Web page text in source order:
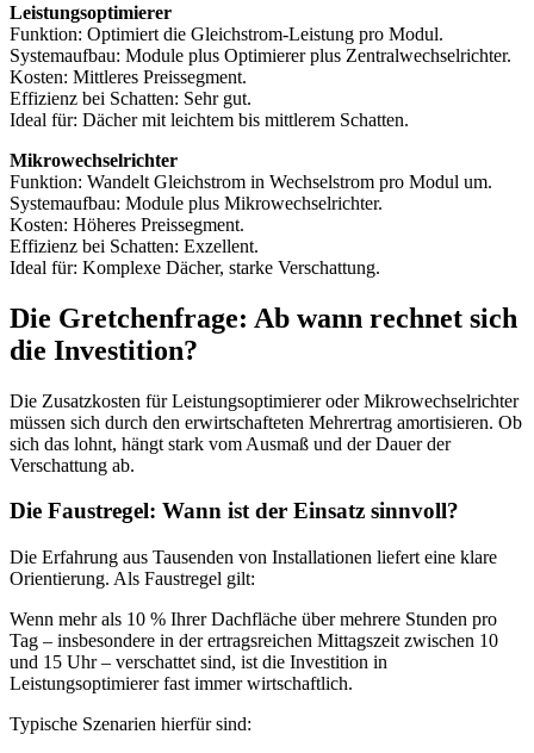
Leistungsoptimierer
Funktion: Optimiert die Gleichstrom-Leistung pro Modul.
Systemaufbau: Module plus Optimierer plus Zentralwechselrichter.
Kosten: Mittleres Preissegment.
Effizienz bei Schatten: Sehr gut.
Ideal für: Dächer mit leichtem bis mittlerem Schatten.
Mikrowechselrichter
Funktion: Wandelt Gleichstrom in Wechselstrom pro Modul um.
Systemaufbau: Module plus Mikrowechselrichter.
Kosten: Höheres Preissegment.
Effizienz bei Schatten: Exzellent.
Ideal für: Komplexe Dächer, starke Verschattung.
Die Gretchenfrage: Ab wann rechnet sich
die Investition?
Die Zusatzkosten für Leistungsoptimierer oder Mikrowechselrichter
müssen sich durch den erwirtschafteten Mehrertrag amortisieren. Ob
sich das lohnt, hängt stark vom Ausmaß und der Dauer der
Verschattung ab.
Die Faustregel: Wann ist der Einsatz sinnvoll?
Die Erfahrung aus Tausenden von Installationen liefert eine klare
Orientierung. Als Faustregel gilt:
Wenn mehr als 10 % Ihrer Dachfläche über mehrere Stunden pro
Tag – insbesondere in der ertragsreichen Mittagszeit zwischen 10
und 15 Uhr – verschattet sind, ist die Investition in
Leistungsoptimierer fast immer wirtschaftlich.
Typische Szenarien hierfür sind: